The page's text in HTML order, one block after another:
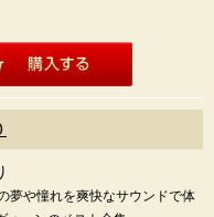
夢や憧れを爽快なサウンドで体